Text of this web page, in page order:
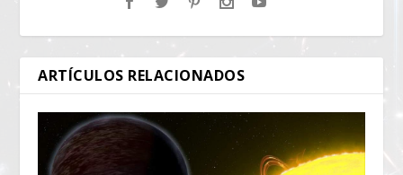
ARTÍCULOS RELACIONADOS